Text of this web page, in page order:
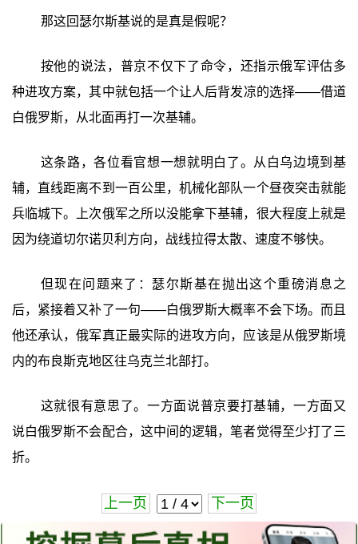
那这回瑟尔斯基说的是真是假呢？
按他的说法，普京不仅下了命令，还指示俄军评估多
种进攻方案，其中就包括一个让人后背发凉的选择——借道
白俄罗斯，从北面再打一次基辅。
这条路，各位看官想一想就明白了。从白乌边境到基
辅，直线距离不到一百公里，机械化部队一个昼夜突击就能
兵临城下。上次俄军之所以没能拿下基辅，很大程度上就是
因为绕道切尔诺贝利方向，战线拉得太散、速度不够快。
但现在问题来了：瑟尔斯基在抛出这个重磅消息之
后，紧接着又补了一句——白俄罗斯大概率不会下场。而且
他还承认，俄军真正最实际的进攻方向，应该是从俄罗斯境
内的布良斯克地区往乌克兰北部打。
这就很有意思了。一方面说普京要打基辅，一方面又
说白俄罗斯不会配合，这中间的逻辑，笔者觉得至少打了三
折。
上一页 下一页